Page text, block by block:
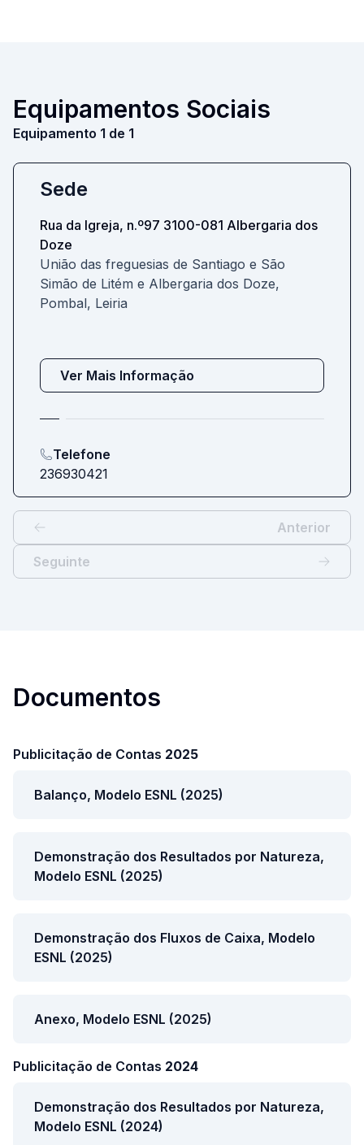
Equipamentos Sociais
Equipamento 1 de 1
Sede
Rua da Igreja, n.º97 3100-081 Albergaria dos
Doze
União das freguesias de Santiago e São
Simão de Litém e Albergaria dos Doze,
Pombal, Leiria
Ver Mais Informação
Telefone
236930421
Item
of
Anterior
Seguinte
Documentos
Publicitação de Contas 2025
Balanço, Modelo ESNL (2025)
Demonstração dos Resultados por Natureza,
Modelo ESNL (2025)
Demonstração dos Fluxos de Caixa, Modelo
ESNL (2025)
Anexo, Modelo ESNL (2025)
Publicitação de Contas 2024
Demonstração dos Resultados por Natureza,
Modelo ESNL (2024)